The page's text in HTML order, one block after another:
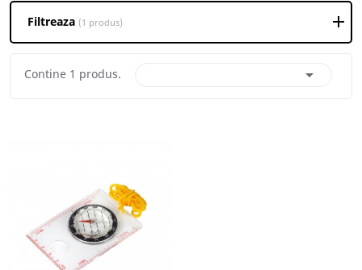
Filtreaza (1 produs)
Contine 1 produs. 